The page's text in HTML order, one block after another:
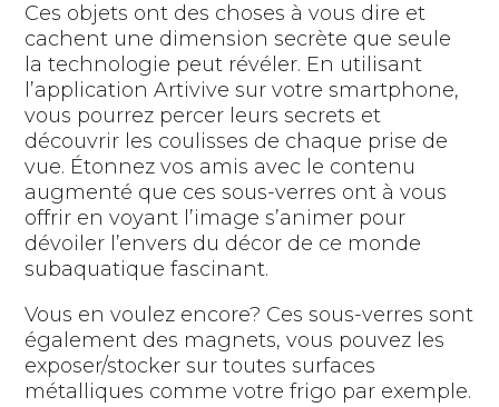
Ces objets ont des choses à vous dire et
cachent une dimension secrète que seule
la technologie peut révéler. En utilisant
l’application Artivive sur votre smartphone,
vous pourrez percer leurs secrets et
découvrir les coulisses de chaque prise de
vue. Étonnez vos amis avec le contenu
augmenté que ces sous-verres ont à vous
offrir en voyant l’image s’animer pour
dévoiler l’envers du décor de ce monde
subaquatique fascinant.
Vous en voulez encore? Ces sous-verres sont
également des magnets, vous pouvez les
exposer/stocker sur toutes surfaces
métalliques comme votre frigo par exemple.